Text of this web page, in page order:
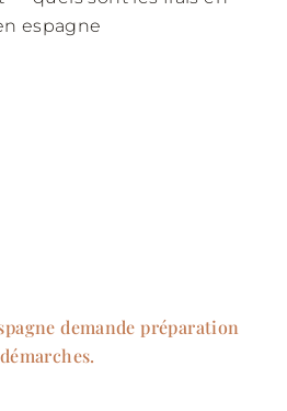
demande préparation